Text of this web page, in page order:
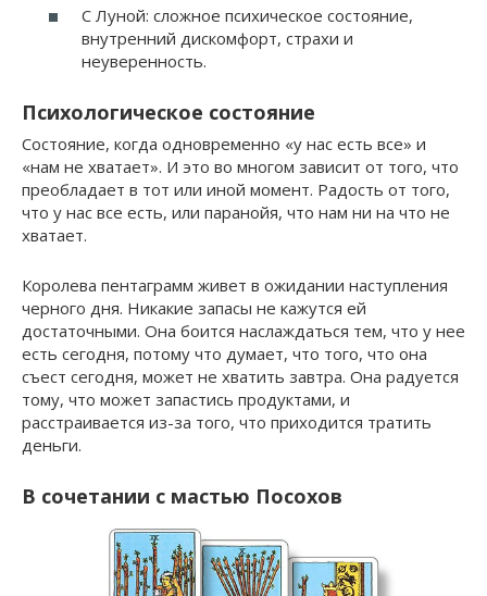
С Луной: сложное психическое состояние,
внутренний дискомфорт, страхи и
неуверенность.
Психологическое состояние
Состояние, когда одновременно «у нас есть все» и
«нам не хватает». И это во многом зависит от того, что
преобладает в тот или иной момент. Радость от того,
что у нас все есть, или паранойя, что нам ни на что не
хватает.
Королева пентаграмм живет в ожидании наступления
черного дня. Никакие запасы не кажутся ей
достаточными. Она боится наслаждаться тем, что у нее
есть сегодня, потому что думает, что того, что она
съест сегодня, может не хватить завтра. Она радуется
тому, что может запастись продуктами, и
расстраивается из-за того, что приходится тратить
деньги.
В сочетании с мастью Посохов